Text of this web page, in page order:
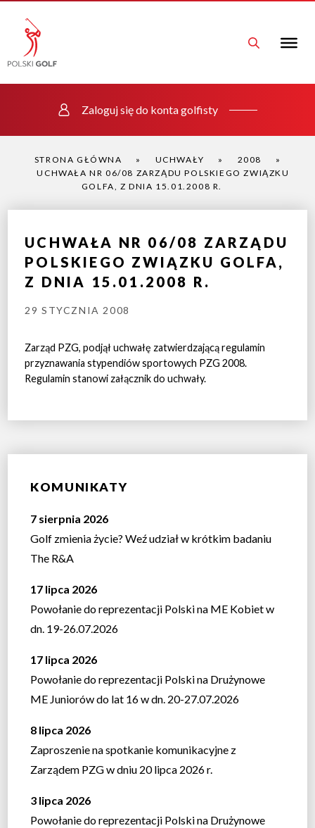
Zaloguj się do konta golfisty
STRONA GŁÓWNA » UCHWAŁY » 2008
»
UCHWAŁA NR 06/08 ZARZĄDU POLSKIEGO ZWIĄZKU
GOLFA, Z DNIA 15.01.2008 R.
UCHWAŁA NR 06/08 ZARZĄDU
POLSKIEGO ZWIĄZKU GOLFA,
Z DNIA 15.01.2008 R.
29 STYCZNIA 2008
Zarząd PZG, podjął uchwałę zatwierdzającą regulamin
przyznawania stypendiów sportowych PZG 2008.
Regulamin stanowi załącznik do uchwały.
KOMUNIKATY
7 sierpnia 2026
Golf zmienia życie? Weź udział w krótkim badaniu
The R&A
17 lipca 2026
Powołanie do reprezentacji Polski na ME Kobiet w
dn. 19-26.07.2026
17 lipca 2026
Powołanie do reprezentacji Polski na Drużynowe
ME Juniorów do lat 16 w dn. 20-27.07.2026
8 lipca 2026
Zaproszenie na spotkanie komunikacyjne z
Zarządem PZG w dniu 20 lipca 2026 r.
3 lipca 2026
Powołanie do reprezentacji Polski na Drużynowe